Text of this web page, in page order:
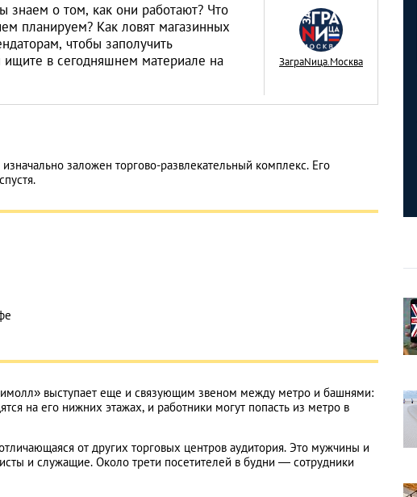
знаем о том, как они работают? Что
планируем? Как ловят магазинных
чтобы заполучить
в сегодняшнем материале на
ЗаграNица.Москва
заложен торгово-развлекательный комплекс. Его
выступает еще и связующим звеном между метро и башнями:
на его нижних этажах, и работники могут попасть из метро в
от других торговых центров аудитория. Это мужчины и
и служащие. Около трети посетителей в будни — сотрудники
путешественников